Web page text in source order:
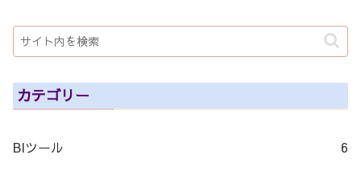
カテゴリー
BIツール
6